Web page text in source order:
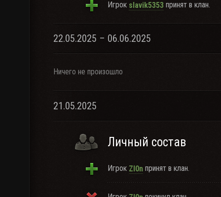
Игрок slavik5353 принят в клан.
22.05.2025 – 06.06.2025
Ничего не произошло
21.05.2025
Личный состав
Игрок Zl0n принят в клан.